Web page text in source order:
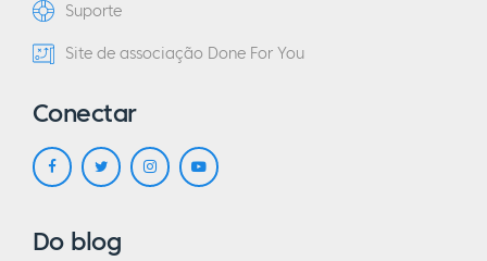
Suporte
Site de associação Done For You
Conectar
Do blog